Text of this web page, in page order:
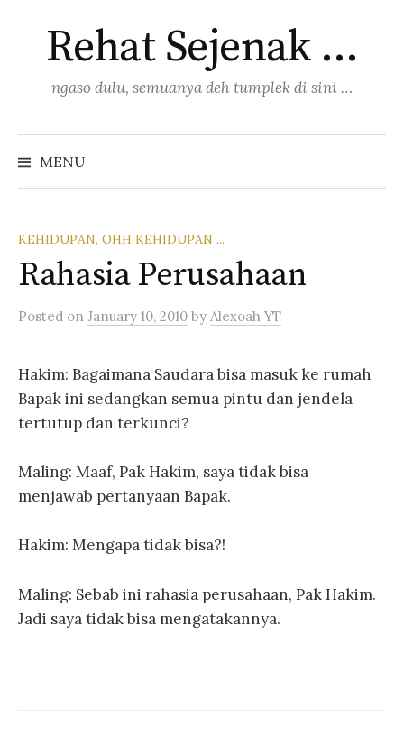
content
Rehat Sejenak …
ngaso dulu, semuanya deh tumplek di sini …
MENU
Search
KEHIDUPAN, OHH KEHIDUPAN ...
Rahasia Perusahaan
Posted on January 10, 2010 by Alexoah YT
Hakim: Bagaimana Saudara bisa masuk ke rumah
Bapak ini sedangkan semua pintu dan jendela
tertutup dan terkunci?
Maling: Maaf, Pak Hakim, saya tidak bisa
menjawab pertanyaan Bapak.
Hakim: Mengapa tidak bisa?!
Maling: Sebab ini rahasia perusahaan, Pak Hakim.
Jadi saya tidak bisa mengatakannya.